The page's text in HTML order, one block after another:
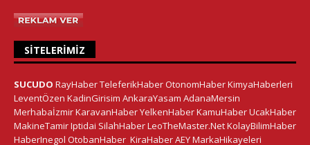
SITELERIMIZ
SUCUDO RayHaberTeleferikHaberOtonomHaberKimyaHaberleri
LeventÖzen KadinGirisim AnkaraYasam AdanaMersin
MerhabaİzmirKaravanHaberYelkenHaberKamuHaberUcakHaber
MakineTamirIptidai SilahHaberLeoTheMaster.NetKolayBilimHaber
HaberInegol OtobanHaber KiraHaberAEYMarkaHikayeleri